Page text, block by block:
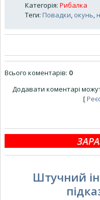
Категорія: Рибалка
Теги: Повадки, окунь,
Всього коментарів: 0
Додавати коментарі
[
Штучний